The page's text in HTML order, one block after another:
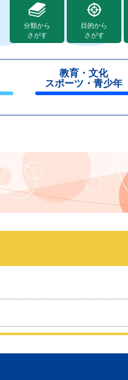
分類から
さがす
目的から
さがす
教育・文化
スポーツ・青少年
じ